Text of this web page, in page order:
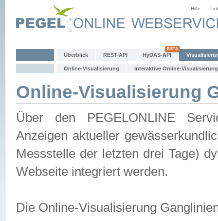
Hilfe
Überblick REST-API HyDAS-API
Online-Visualisierung Interaktive Online-Visualisierung
Online-Visualisierung
Über den PEGELONLINE
Anzeigen aktueller
Messstelle der letzten drei Tage)
Webseite integriert werden.
Die Online-Visualisierung